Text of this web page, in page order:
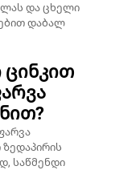
და ცხელი
დაბალ
ცინკით
საწმენდი